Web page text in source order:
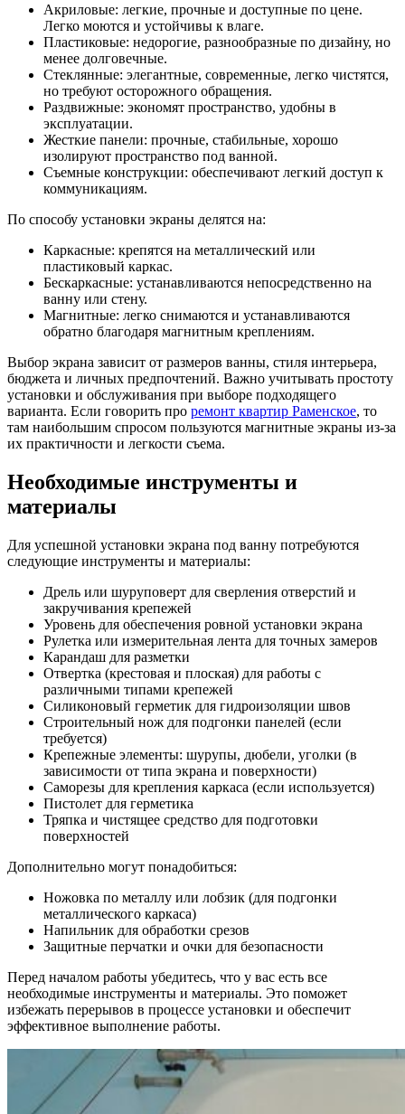
Акриловые: легкие, прочные и доступные по цене.
Легко моются и устойчивы к влаге.
Пластиковые: недорогие, разнообразные по дизайну, но
менее долговечные.
Стеклянные: элегантные, современные, легко чистятся,
но требуют осторожного обращения.
Раздвижные: экономят пространство, удобны в
эксплуатации.
Жесткие панели: прочные, стабильные, хорошо
изолируют пространство под ванной.
Съемные конструкции: обеспечивают легкий доступ к
коммуникациям.
По способу установки экраны делятся на:
Каркасные: крепятся на металлический или
пластиковый каркас.
Бескаркасные: устанавливаются непосредственно на
ванну или стену.
Магнитные: легко снимаются и устанавливаются
обратно благодаря магнитным креплениям.
Выбор экрана зависит от размеров ванны, стиля интерьера,
бюджета и личных предпочтений. Важно учитывать простоту
установки и обслуживания при выборе подходящего
варианта. Если говорить про ремонт квартир Раменское, то
там наибольшим спросом пользуются магнитные экраны из-за
их практичности и легкости съема.
Необходимые инструменты и
материалы
Для успешной установки экрана под ванну потребуются
следующие инструменты и материалы:
Дрель или шуруповерт для сверления отверстий и
закручивания крепежей
Уровень для обеспечения ровной установки экрана
Рулетка или измерительная лента для точных замеров
Карандаш для разметки
Отвертка (крестовая и плоская) для работы с
различными типами крепежей
Силиконовый герметик для гидроизоляции швов
Строительный нож для подгонки панелей (если
требуется)
Крепежные элементы: шурупы, дюбели, уголки (в
зависимости от типа экрана и поверхности)
Саморезы для крепления каркаса (если используется)
Пистолет для герметика
Тряпка и чистящее средство для подготовки
поверхностей
Дополнительно могут понадобиться:
Ножовка по металлу или лобзик (для подгонки
металлического каркаса)
Напильник для обработки срезов
Защитные перчатки и очки для безопасности
Перед началом работы убедитесь, что у вас есть все
необходимые инструменты и материалы. Это поможет
избежать перерывов в процессе установки и обеспечит
эффективное выполнение работы.